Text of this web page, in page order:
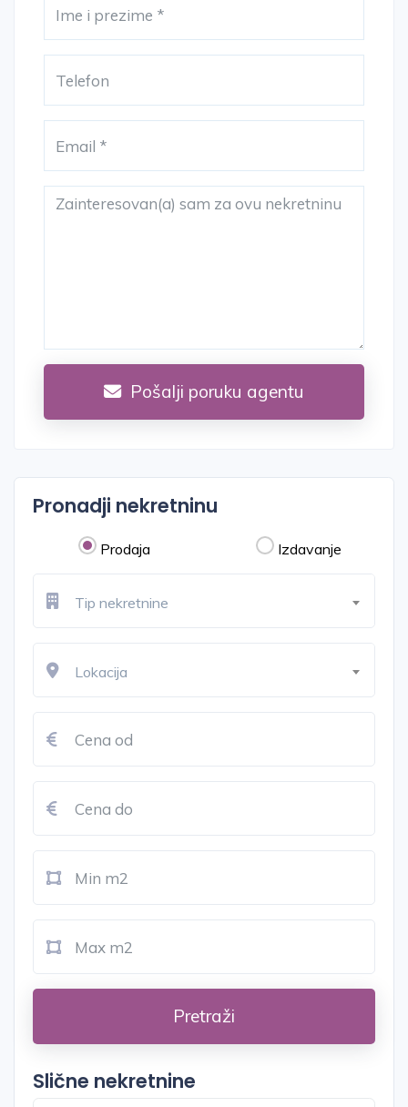
Pošalji poruku agentu
Pronadji nekretninu
Prodaja Izdavanje
Tip nekretnine
Lokacija
Pretraži
Slične nekretnine